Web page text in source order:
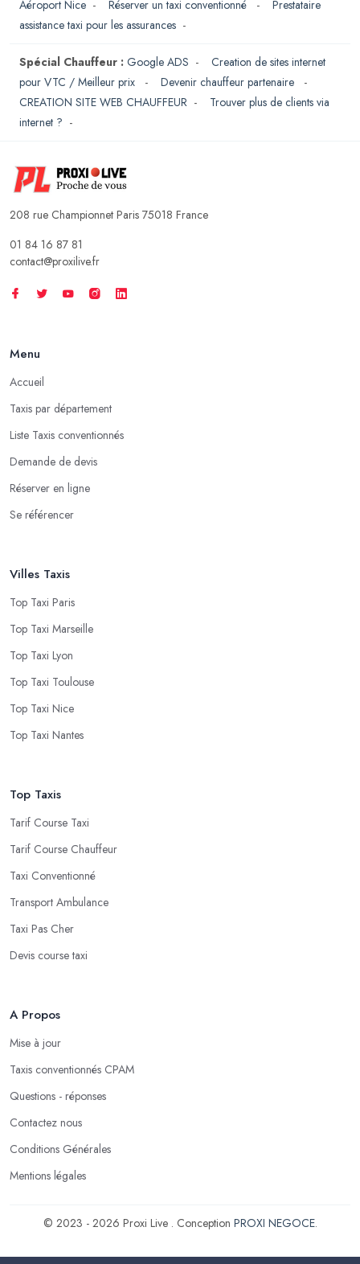
Aéroport Nice - Réserver un taxi conventionné - Prestataire
assistance taxi pour les assurances -
Spécial Chauffeur : Google ADS - Creation de sites internet
pour VTC / Meilleur prix
- Devenir chauffeur partenaire
-
CREATION SITE WEB CHAUFFEUR - Trouver plus de clients via
internet ? -
208 rue Championnet Paris 75018 France
01 84 16 87 81
contact@proxilive.fr
Menu
Accueil
Taxis par département
Liste Taxis conventionnés
Demande de devis
Réserver en ligne
Se référencer
Villes Taxis
Top Taxi Paris
Top Taxi Marseille
Top Taxi Lyon
Top Taxi Toulouse
Top Taxi Nice
Top Taxi Nantes
Top Taxis
Tarif Course Taxi
Tarif Course Chauffeur
Taxi Conventionné
Transport Ambulance
Taxi Pas Cher
Devis course taxi
A Propos
Mise à jour
Taxis conventionnés CPAM
Questions - réponses
Contactez nous
Conditions Générales
Mentions légales
© 2023 - 2026 Proxi Live . Conception PROXI NEGOCE.